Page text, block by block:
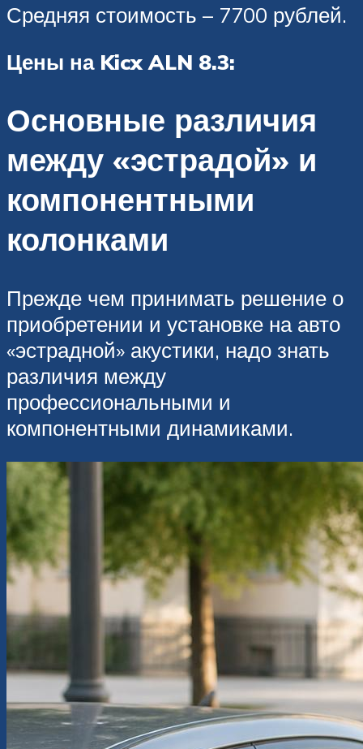
Средняя стоимость – 7700 рублей.
Цены на Kicx ALN 8.3:
Основные различия
между «эстрадой» и
компонентными
колонками
Прежде чем принимать решение о
приобретении и установке на авто
«эстрадной» акустики, надо знать
различия между
профессиональными и
компонентными динамиками.